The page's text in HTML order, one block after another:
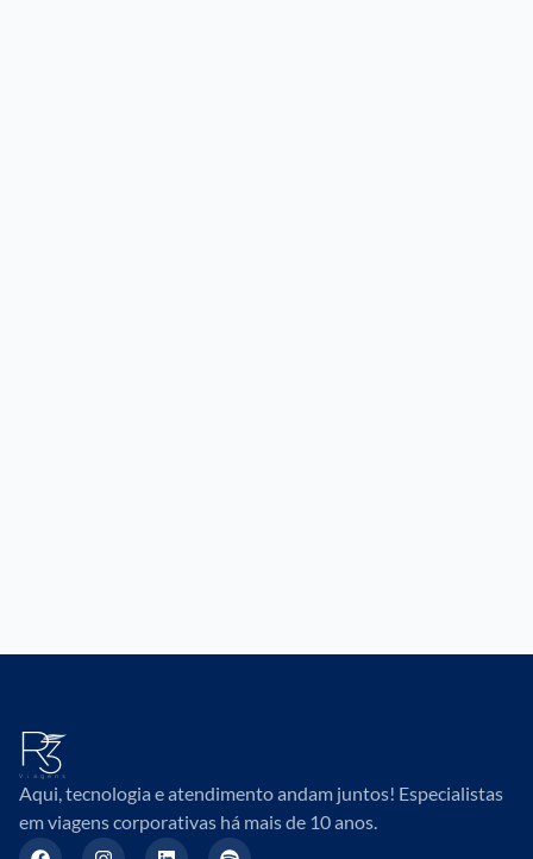
Aqui, tecnologia e atendimento andam juntos! Especialistas
em viagens corporativas há mais de 10 anos.